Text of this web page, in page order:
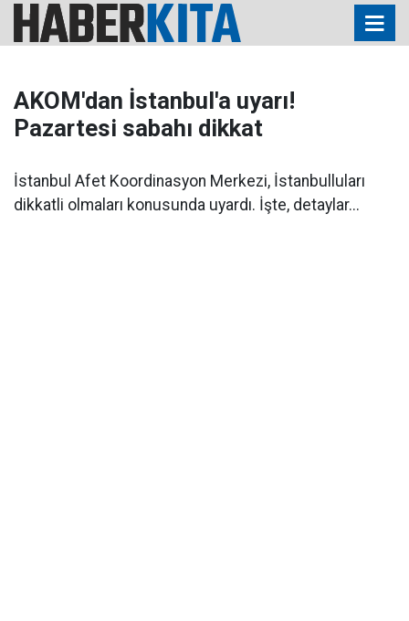
AKOM'dan İstanbul'a uyarı!
Pazartesi sabahı dikkat
İstanbul Afet Koordinasyon Merkezi, İstanbulluları
dikkatli olmaları konusunda uyardı. İşte, detaylar...